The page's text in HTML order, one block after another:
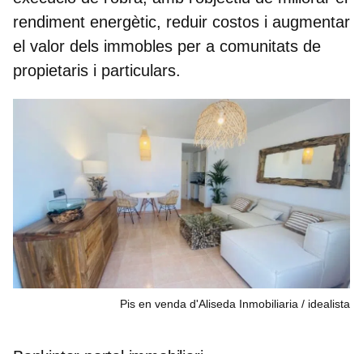
rendiment energètic, reduir costos i augmentar
el valor dels immobles per a comunitats de
propietaris i particulars.
Pis en venda d'Aliseda Inmobiliaria idealista